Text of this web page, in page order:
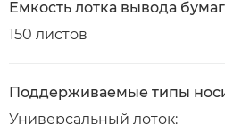
Емкость лотка вывода
150 листов
Поддерживаемые типы
Универсальный лоток: